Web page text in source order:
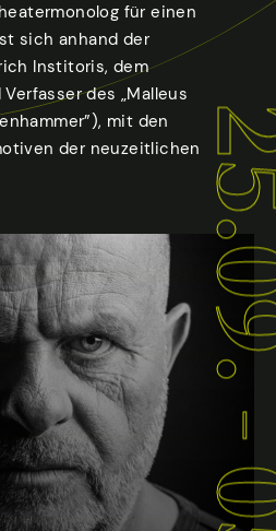
für einen
sich anhand der
Institoris, dem
des „Malleus
mit den
der neuzeitlichen